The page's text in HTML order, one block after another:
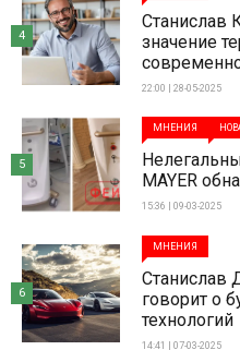
Станислав
значение
22:00 | 28-05-2025
4
МНЕНИЯ
MAYER
15:36 | 09-03-2025
5
МНЕНИЯ
Станислав
говорит о
технологий
14:41 | 07-03-2025
6